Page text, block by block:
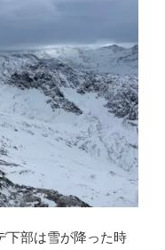
下部は雪が降った時